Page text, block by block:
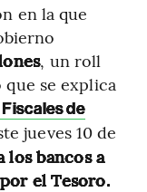
en la que
, un roll
se explica
de
jueves 10 de
los bancos a
el Tesoro.